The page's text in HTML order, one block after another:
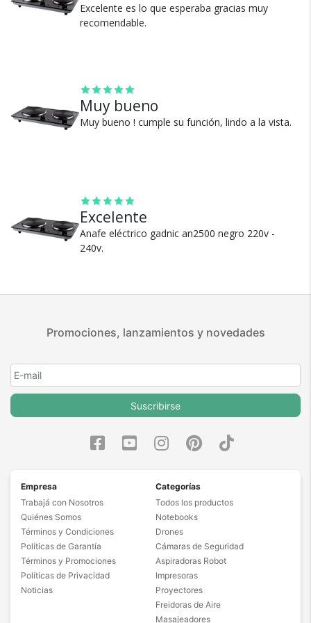
Excelente es lo que esperaba gracias muy
recomendable.
Muy bueno
Muy bueno ! cumple su función, lindo a la vista.
Excelente
Anafe eléctrico gadnic an2500 negro 220v -
240v.
Si no es lo que esperabas, te devolvemos tu
dinero.
100% de calificaciones
positivas en MercadoLibre.
5 estrellas de 5 en Google.
Seguro de cobertura en tus
nosotros.
Promociones, lanzamientos y novedades
Suscribirse
Empresa
Trabajá con Nosotros
Quiénes Somos
Términos y Condiciones
Políticas de Garantía
Términos y Promociones
Políticas de Privacidad
Noticias
Categorías
Todos los productos
Notebooks
Drones
Cámaras de Seguridad
Aspiradoras Robot
Impresoras
Proyectores
Freidoras de Aire
Masajeadores